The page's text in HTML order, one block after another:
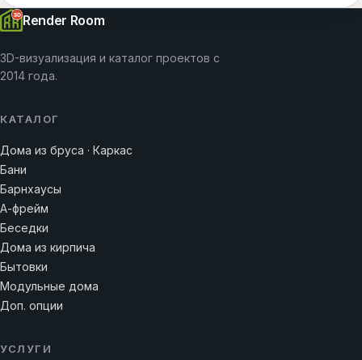
Render Room
3D-визуализация и каталог проектов с
2014 года.
КАТАЛОГ
Дома из бруса · Каркас
Бани
Барнхаусы
А-фрейм
Беседки
Дома из кирпича
Бытовки
Модульные дома
Доп. опции
УСЛУГИ